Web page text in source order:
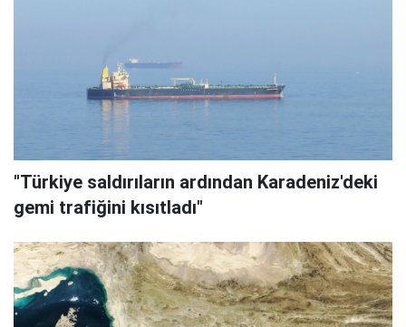
"Türkiye saldırıların ardından Karadeniz'deki
gemi trafiğini kısıtladı"